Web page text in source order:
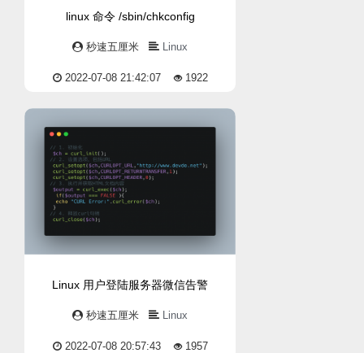
linux 命令 /sbin/chkconfig
秒速五厘米 Linux
2022-07-08 21:42:07 1922
Linux 用户登陆服务器微信告警
秒速五厘米 Linux
2022-07-08 20:57:43 1957